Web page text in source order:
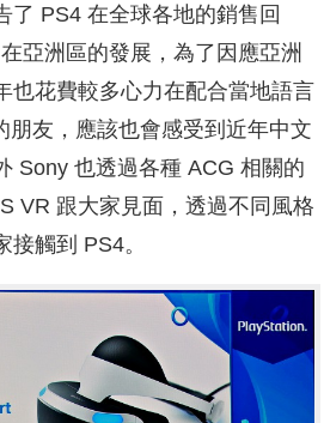
了 PS4 在全球各地的銷售回
亞洲區的發展，為了因應亞洲
也花費較多心力在配合當地語言
朋友，應該也會感受到近年中文
Sony 也透過各種 ACG 相關的
VR 跟大家見面，透過不同風格
觸到 PS4。